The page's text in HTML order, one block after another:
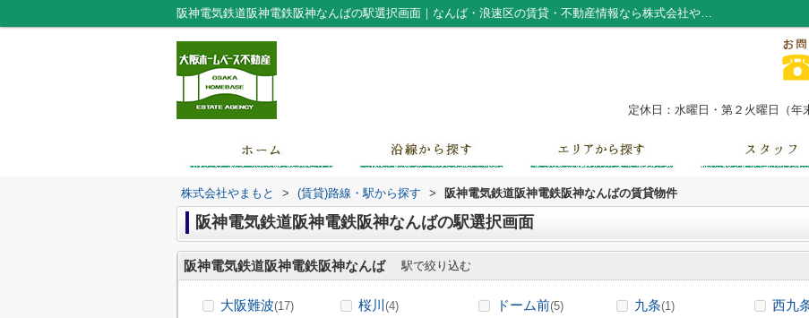
阪神電気鉄道阪神電鉄阪神なんばの駅選択画面｜なんば・浪速区の賃貸・不動産情報なら株式会社やまもと
定休日：水曜日・第２火曜日（年
株式会社やまもと > (賃貸)路線・駅から探す > 阪神電気鉄道阪神電鉄阪神なんばの賃貸物件
阪神電気鉄道阪神電鉄阪神なんばの駅選択画面
阪神電気鉄道阪神電鉄阪神なんば 駅で絞り込む
大阪難波(17) 桜川 (4) ドーム前(5) 九条(1) 西九